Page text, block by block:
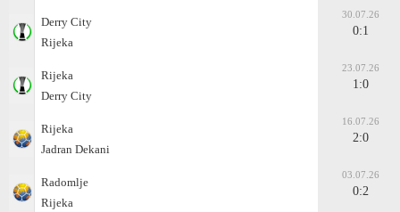
Derry City
Rijeka
30.07.26
0:1
Rijeka
Derry City
23.07.26
1:0
Rijeka
Jadran Dekani
16.07.26
2:0
Radomlje
Rijeka
03.07.26
0:2